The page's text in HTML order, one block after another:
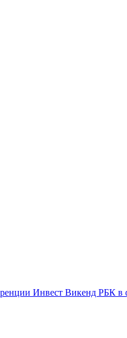
Инвест Викенд РБК в